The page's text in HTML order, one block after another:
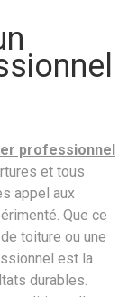
professionnel
et tous
appel aux
Que ce
toiture ou une
est la
durables.